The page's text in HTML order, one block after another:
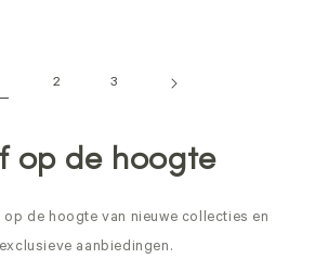
2 3
op de hoogte
de hoogte van nieuwe collecties en
exclusieve aanbiedingen.